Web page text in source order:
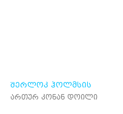
ᲨᲔᲠᲚᲝᲙ ᲰᲝᲚᲛᲡᲘᲡ
ᲗᲐᲕᲒᲐᲓᲐᲡᲐᲕᲐᲚᲘ
ართურ კონან დოილი